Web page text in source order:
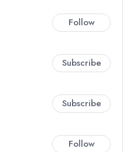
Follow
Subscribe
Subscribe
Follow